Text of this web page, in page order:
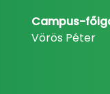
Campus-
Vörös Péter